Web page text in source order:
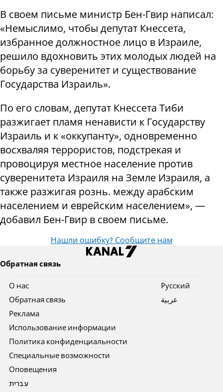
В своем письме министр Бен-Гвир написал:
«Немыслимо, чтобы депутат Кнессета,
избранное должностное лицо в Израиле,
решило вдохновить этих молодых людей на
борьбу за суверенитет и существование
Государства Израиль».
По его словам, депутат Кнессета Тиби
разжигает пламя ненависти к Государству
Израиль и к «оккупанту», одновременно
восхваляя террористов, подстрекая и
провоцируя местное население против
суверенитета Израиля на Земле Израиля, а
также разжигая рознь. между арабским
населением и еврейским населением», —
добавил Бен-Гвир в своем письме.
Нашли ошибку? Сообщите нам
Обратная связь
О нас
Обратная связь
Реклама
Использование информации
Политика конфиденциальности
Специальные возможности
Оповещения
עברית
Pусский
عربية